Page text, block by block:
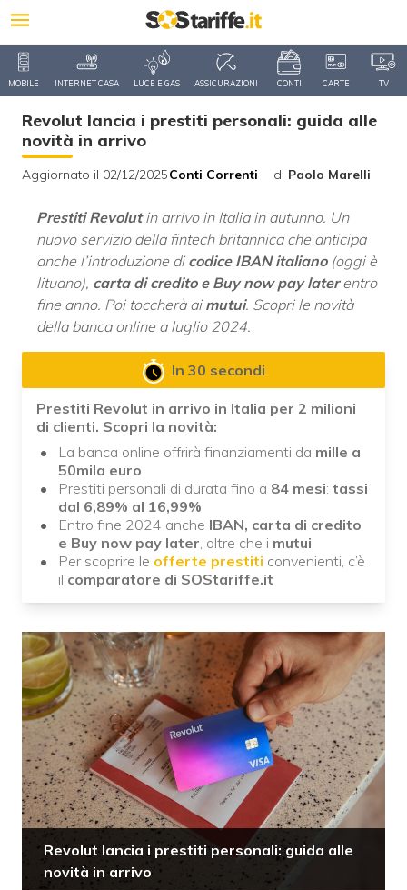
MOBILE INTERNET CASA LUCE E GAS ASSICURAZIONI CONTI CARTE TV
Revolut lancia i prestiti personali: guida alle
novità in arrivo
Aggiornato il 02/12/2025Conti Correnti di Paolo Marelli
Prestiti Revolutin arrivo in Italia in autunno. Un
nuovo servizio della fintech britannica che anticipa
anche l’introduzione di codice IBAN italiano(oggi è
lituano), carta di credito e Buy now pay laterentro
fine anno. Poi toccherà ai mutui. Scopri le novità
della banca online a luglio 2024.
In 30 secondi
Prestiti Revolut in arrivo in Italia per 2 milioni
di clienti. Scopri la novità:
La banca online offrirà finanziamenti da mille a
50mila euro
Prestiti personali di durata fino a 84 mesi: tassi
dal 6,89% al 16,99%
Entro fine 2024 anche IBAN, carta di credito
e Buy now pay later, oltre che i mutui
Per scoprire le offerte prestiti convenienti, c’è
il comparatore di SOStariffe.it
Revolut lancia i prestiti personali: guida alle
novità in arrivo